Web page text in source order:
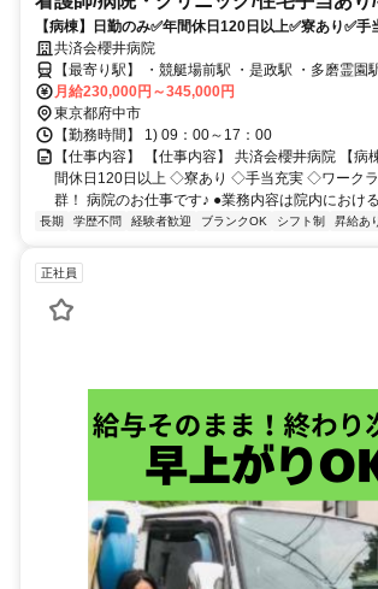
【病棟】日勤のみ✅年間休日120日以上✅寮あり✅手
フバランスも抜群❗️病院のお仕事です✨
共済会櫻井病院
【最寄り駅】 ・競艇場前駅 ・是政駅 ・多磨霊園
月給230,000円～345,000円
東京都府中市
【勤務時間】 1) 09：00～17：00
【仕事内容】 【仕事内容】 共済会櫻井病院 【
間休日120日以上 ◇寮あり ◇手当充実 ◇ワーク
群！ 病院のお仕事です♪ ●業務内容は院内におけ
長期 学歴不問 経験者歓迎 ブランクOK シフト制 昇給あ
正社員